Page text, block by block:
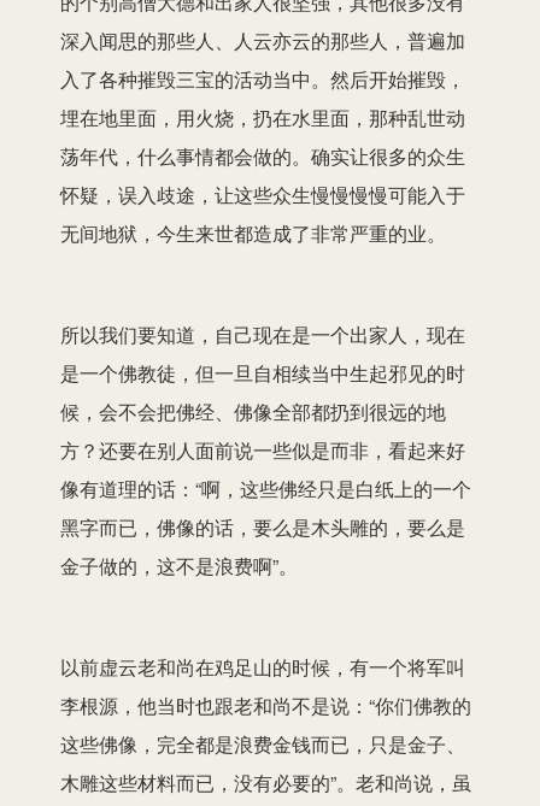
深入闻思的那些人、人云亦云的那些人，普遍加
入了各种摧毁三宝的活动当中。然后开始摧毁，
埋在地里面，用火烧，扔在水里面，那种乱世动
荡年代，什么事情都会做的。确实让很多的众生
怀疑，误入歧途，让这些众生慢慢慢慢可能入于
无间地狱，今生来世都造成了非常严重的业。
所以我们要知道，自己现在是一个出家人，现在
是一个佛教徒，但一旦自相续当中生起邪见的时
候，会不会把佛经、佛像全部都扔到很远的地
方？还要在别人面前说一些似是而非，看起来好
像有道理的话：“啊，这些佛经只是白纸上的一个
黑字而已，佛像的话，要么是木头雕的，要么是
金子做的，这不是浪费啊”。
以前虚云老和尚在鸡足山的时候，有一个将军叫
李根源，他当时也跟老和尚不是说：“你们佛教的
这些佛像，完全都是浪费金钱而已，只是金子、
木雕这些材料而已，没有必要的”。老和尚说，虽